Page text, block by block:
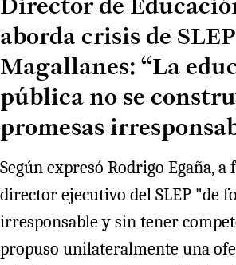
Director de
aborda crisis de SLEP
Magallanes: “La
pública no se
promesas
Según expresó Rodrigo Egaña, a
director ejecutivo del SLEP "de
irresponsable y sin tener
propuso unilateralmente una